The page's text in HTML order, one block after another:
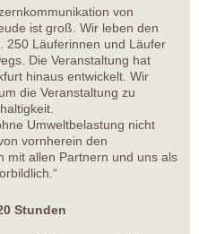
von
ist groß. Wir leben den
250 Läuferinnen und Läufer
Die Veranstaltung hat
hinaus entwickelt. Wir
die Veranstaltung zu
Umweltbelastung nicht
vornherein den
mit allen Partnern und uns als
Stunden